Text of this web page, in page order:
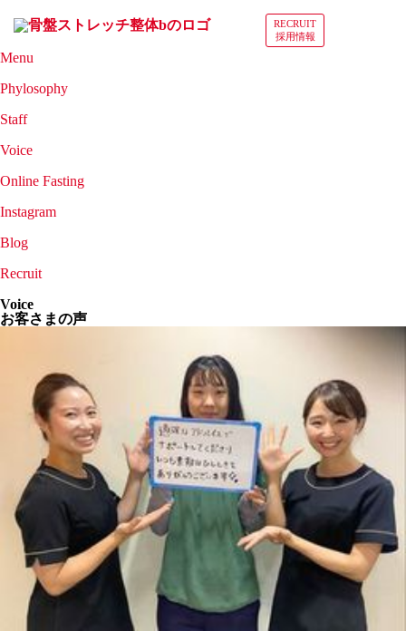
RECRUIT
採用情報
Menu
Phylosophy
Staff
Voice
Online Fasting
Instagram
Blog
Recruit
Voice
お客さまの声